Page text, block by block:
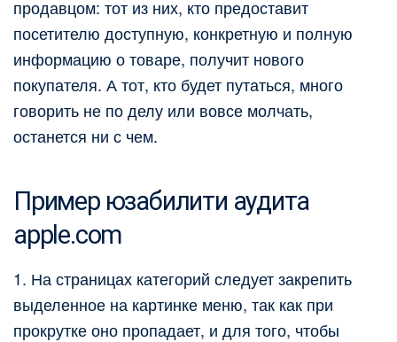
продавцом: тот из них, кто предоставит
посетителю доступную, конкретную и полную
информацию о товаре, получит нового
покупателя. А тот, кто будет путаться, много
говорить не по делу или вовсе молчать,
останется ни с чем.
Пример юзабилити аудита
apple.com
1. На страницах категорий следует закрепить
выделенное на картинке меню, так как при
прокрутке оно пропадает, и для того, чтобы